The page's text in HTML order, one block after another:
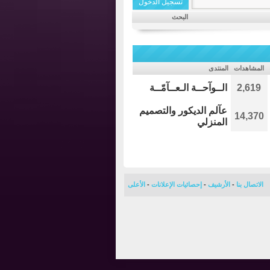
البحث
المشاهدات المنتدى
2,619 الــوآحــة الـعــآمّــة
14,370
عآلم الديكور والتصميم
المنزلي
الاتصال بنا - الأرشيف - إحصائيات الإعلانات - الأعلى